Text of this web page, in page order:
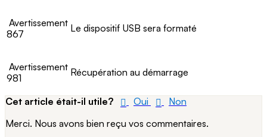
Avertissement
867
Le dispositif USB sera formaté
Avertissement
981
Récupération au démarrage
Cet article était-il utile? Oui
Non
Merci. Nous avons bien reçu vos commentaires.